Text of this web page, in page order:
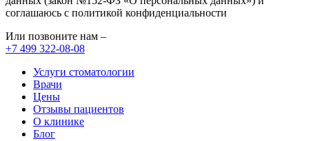
соглашаюсь с политикой конфиденциальности
Или позвоните нам –
+7 499 322-08-08
Услуги стоматологии
Врачи
Цены
Отзывы пациентов
О клинике
Блог